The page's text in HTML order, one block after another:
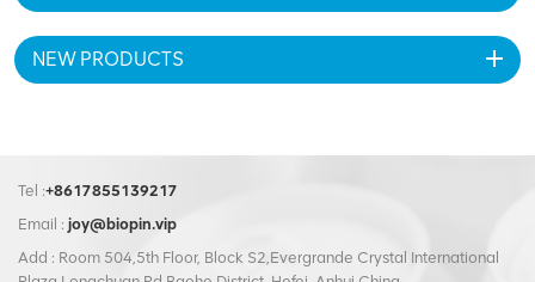
frescura. Con una medida de
200 SOT LOE, estos extremos
de lata de fácil apertura
cuentan con un sello hermético
apertura en todo momento.
Estos extremos de lata son
comerciales, como enlatar y
embotellar bebidas, y también
son perfectos para uso
NEW PRODUCTS
Tel :+8617855139217
Email : joy@biopin.vip
Add : Room 504,5th Floor, Block S2,Evergrande Crystal International